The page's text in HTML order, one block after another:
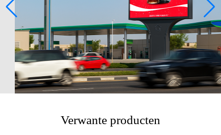
Verwante producten